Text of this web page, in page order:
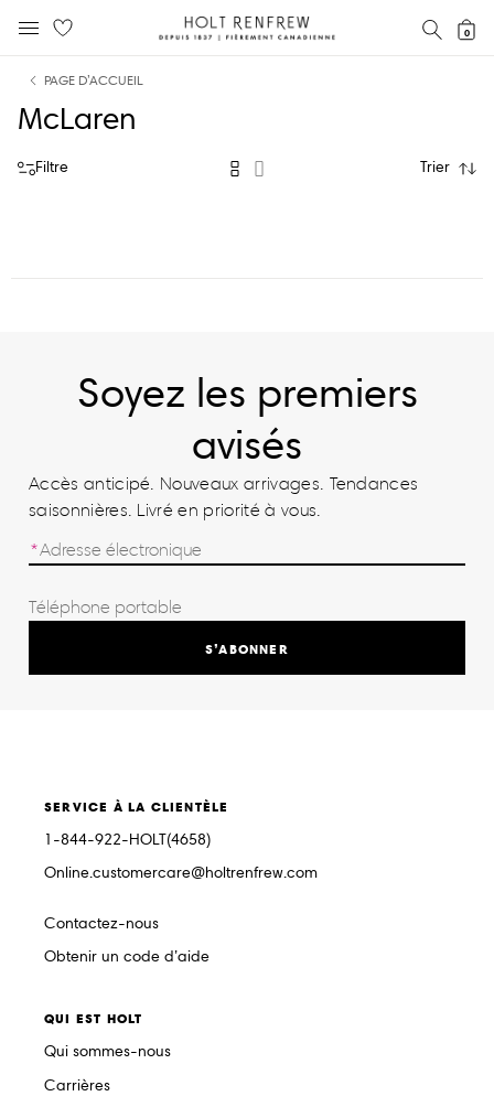
Holt
0
PAGE D’ACCUEIL
McLaren
Filtre Trier
Soyez les premiers
avisés
Accès anticipé. Nouveaux arrivages. Tendances
saisonnières. Livré en priorité à vous.
S’ABONNER
SERVICE À LA CLIENTÈLE
1-844-922-HOLT(4658)
Online.customercare@holtrenfrew.com
Contactez-nous
Obtenir un code d’aide
QUI EST HOLT
Qui sommes-nous
Carrières